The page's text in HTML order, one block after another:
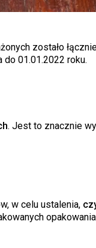
zostało
do 01.01.2022 roku.
. Jest to znacznie
w celu ustalenia,